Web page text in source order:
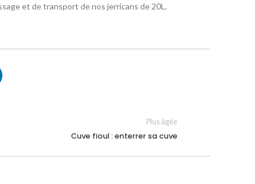
et de transport de nos jerricans de 20L.
Plus âgée
Cuve fioul : enterrer sa cuve